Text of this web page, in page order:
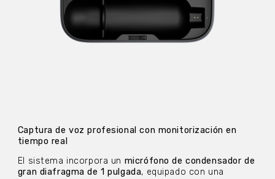
Captura de voz profesional con monitorización en
tiempo real
El sistema incorpora un micrófono de condensador de
gran diafragma de 1 pulgada, equipado con una